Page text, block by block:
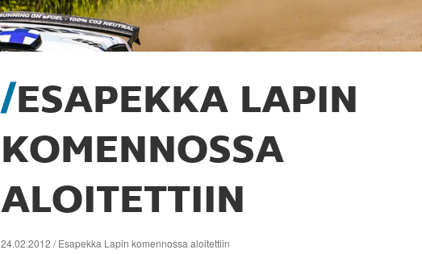
ESAPEKKA LAPIN
KOMENNOSSA
ALOITETTIIN
24.02.2012 / Esapekka Lapin komennossa aloitettiin